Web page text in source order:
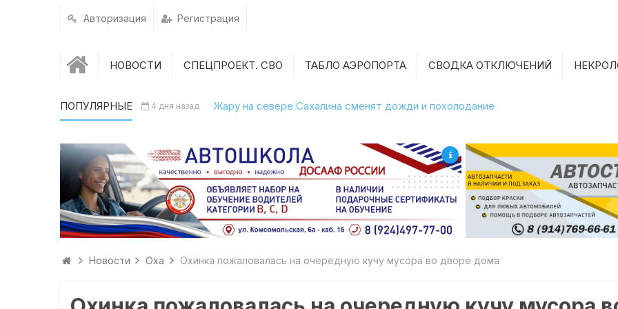
Авторизация Регистрация
НОВОСТИ СПЕЦПРОЕКТ. СВО ТАБЛО АЭРОПОРТА СВОДКА ОТКЛЮЧЕНИЙ
ПОПУЛЯРНЫЕ 4 дня назад Жару на севере Сахалина сменят дожди и похолодание
Новости Оха Охинка пожаловалась на очередную кучу мусора во дворе дома